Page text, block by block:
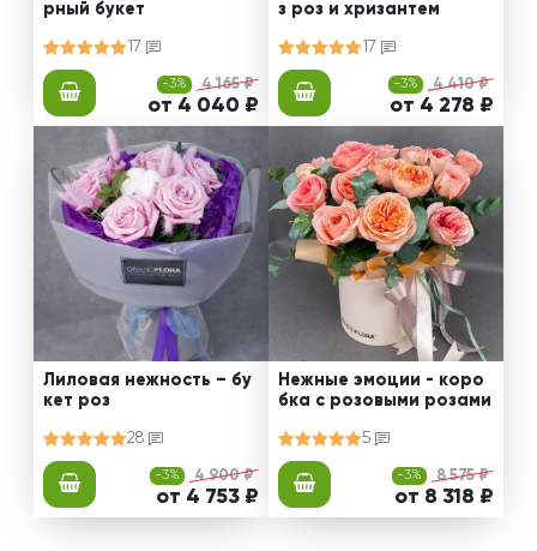
рный букет
17
-3% 4 165 ₽
от 4 040 ₽
з роз и хризантем
17
-3% 4 410 ₽
от 4 278 ₽
Лиловая нежность – бу
кет роз
28
-3% 4 900 ₽
от 4 753 ₽
Нежные эмоции - коро
бка с розовыми розами
5
-3% 8 575 ₽
от 8 318 ₽